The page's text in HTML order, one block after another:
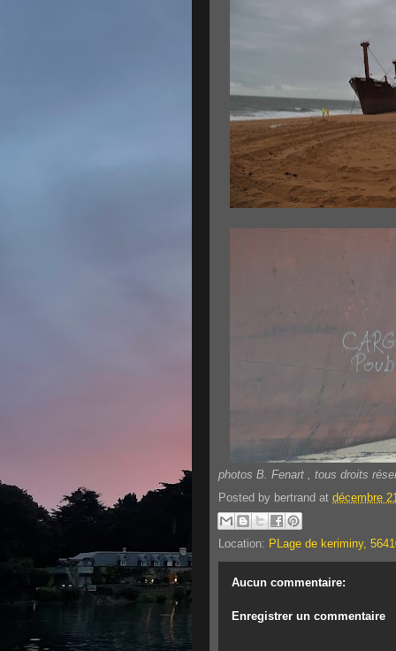
photos B. Fenart , tous droits
Posted by bertrand at décembre
Location: PLage de keriminy,
Aucun commentaire:
Enregistrer un commentaire